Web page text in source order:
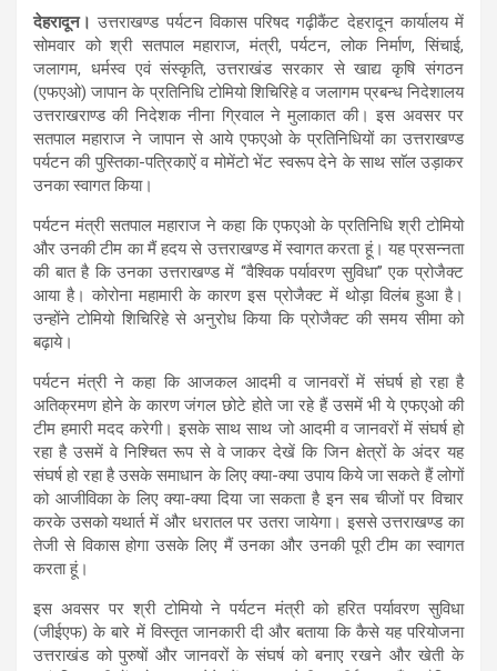
देहरादून। उत्तराखण्ड पर्यटन विकास परिषद गढ़ीकैंट देहरादून कार्यालय में
सोमवार को श्री सतपाल महाराज, मंत्री, पर्यटन, लोक निर्माण, सिंचाई,
जलागम, धर्मस्व एवं संस्कृति, उत्तराखंड सरकार से खाद्य कृषि संगठन
(एफएओ) जापान के प्रतिनिधि टोमियो शिचिरिहे व जलागम प्रबन्ध निदेशालय
उत्तराखराण्ड की निदेशक नीना ग्रिवाल ने मुलाकात की। इस अवसर पर
सतपाल महाराज ने जापान से आये एफएओ के प्रतिनिधियों का उत्तराखण्ड
पर्यटन की पुस्तिका-पत्रिकाऐं व मोमेंटो भेंट स्वरूप देने के साथ साॅल उड़ाकर
उनका स्वागत किया।
पर्यटन मंत्री सतपाल महाराज ने कहा कि एफएओ के प्रतिनिधि श्री टोमियो
और उनकी टीम का मैं हदय से उत्तराखण्ड में स्वागत करता हूं। यह प्रसन्नता
की बात है कि उनका उत्तराखण्ड में ‘‘वैश्विक पर्यावरण सुविधा’’ एक प्रोजैक्ट
आया है। कोरोना महामारी के कारण इस प्रोजैक्ट में थोड़ा विलंब हुआ है।
उन्होंने टोमियो शिचिरिहे से अनुरोध किया कि प्रोजैक्ट की समय सीमा को
बढ़ाये।
पर्यटन मंत्री ने कहा कि आजकल आदमी व जानवरों में संघर्ष हो रहा है
अतिक्रमण होने के कारण जंगल छोटे होते जा रहे हैं उसमें भी ये एफएओ की
टीम हमारी मदद करेगी। इसके साथ साथ जो आदमी व जानवरों में संघर्ष हो
रहा है उसमें वे निश्चित रूप से वे जाकर देखें कि जिन क्षेत्रों के अंदर यह
संघर्ष हो रहा है उसके समाधान के लिए क्या-क्या उपाय किये जा सकते हैं लोगों
को आजीविका के लिए क्या-क्या दिया जा सकता है इन सब चीजों पर विचार
करके उसको यथार्त में और धरातल पर उतरा जायेगा। इससे उत्तराखण्ड का
तेजी से विकास होगा उसके लिए मैं उनका और उनकी पूरी टीम का स्वागत
करता हूं।
इस अवसर पर श्री टोमियो ने पर्यटन मंत्री को हरित पर्यावरण सुविधा
(जीईएफ) के बारे में विस्तृत जानकारी दी और बताया कि कैसे यह परियोजना
उत्तराखंड को पुरुषों और जानवरों के संघर्ष को बनाए रखने और खेती के